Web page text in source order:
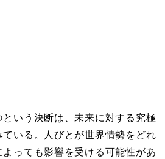
いう決断は、未来に対する究極
いる。人びとが世界情勢をどれ
っても影響を受ける可能性があ